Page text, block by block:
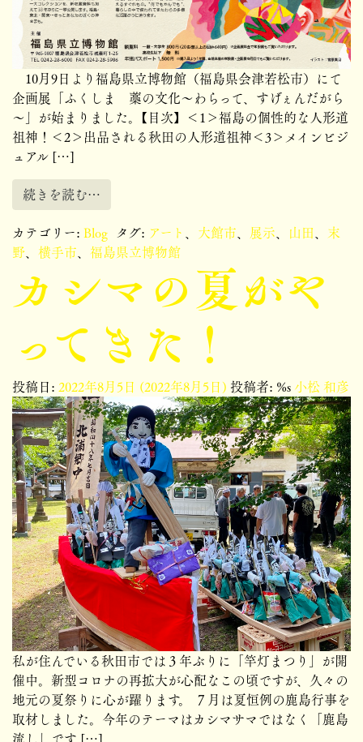
10月9日より福島県立博物館（福島県会津若松市）にて
企画展「ふくしま 藁の文化～わらって、すげぇんだがら
～」が始まりました。【目次】＜1＞福島の個性的な人形道
祖神！＜2＞出品される秋田の人形道祖神＜3＞メインビジ
ュアル […]
続きを読む…
カテゴリー:Blog タグ: アート、 大館市、 展示、 山田、 末
野、 横手市、 福島県立博物館
カシマの夏がや
ってきた！
投稿日:2022年8月5日 (2022年8月5日) 投稿者: %s小松 和彦
私が住んでいる秋田市では３年ぶりに「竿灯まつり」が開
催中。新型コロナの再拡大が心配なこの頃ですが、久々の
地元の夏祭りに心が躍ります。 ７月は夏恒例の鹿島行事を
取材しました。今年のテーマはカシマサマではなく「鹿島